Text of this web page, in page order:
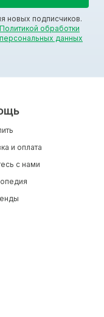
новых подписчиков.
Политикой обработки
данных
и оплата
с нами